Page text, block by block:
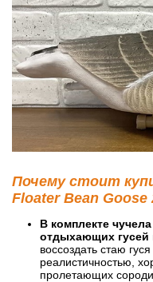
Почему стоит
Floater Bean Goose
В комплекте
отдыхающих гусей
воссоздать стаю
реалистичностью,
пролетающих